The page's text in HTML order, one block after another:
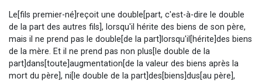
Le[fils premier-né]reçoit une double[part, c'est-à-dire le double
de la part des autres fils], lorsqu'il hérite des biens de son père,
mais il ne prend pas le double[de la part]lorsqu'il[hérite]des biens
de la mère. Et il ne prend pas non plus[le double de la
part]dans[toute]augmentation[de la valeur des biens après la
mort du père], ni[le double de la part]des[biens]dus[au père],